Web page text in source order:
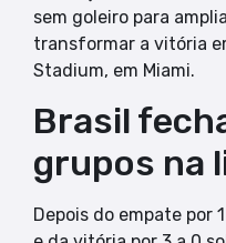
sem goleiro para
transformar a vitória
Stadium, em Miami.
Brasil
grupos na
Depois do empate por